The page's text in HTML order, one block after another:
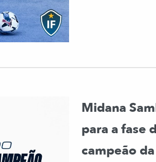
Midana
para a fase
campeão